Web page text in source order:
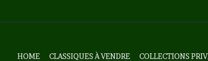
HOME CLASSIQUES À VENDRE COLLECTIONS